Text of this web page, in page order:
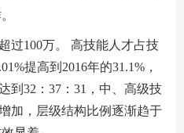
过100万。 高技能人才占技
提高到2016年的31.1%，
到32：37：31，中、高级技
加，层级结构比例逐渐趋于